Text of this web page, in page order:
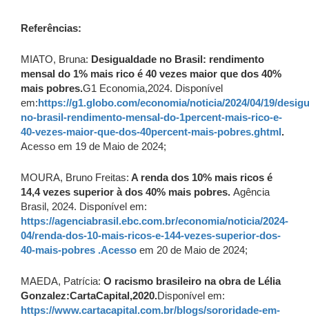
Referências:
MIATO, Bruna: Desigualdade no Brasil: rendimento
mensal do 1% mais rico é 40 vezes maior que dos 40%
mais pobres.G1 Economia,2024. Disponível
em:https://g1.globo.com/economia/noticia/2024/04/19/
no-brasil-rendimento-mensal-do-1percent-mais-rico-e-
40-vezes-maior-que-dos-40percent-mais-pobres.ghtml.
Acesso em 19 de Maio de 2024;
MOURA, Bruno Freitas: A renda dos 10% mais ricos é
14,4 vezes superior à dos 40% mais pobres. Agência
Brasil, 2024. Disponível em:
https://agenciabrasil.ebc.com.br/economia/noticia/2024-
04/renda-dos-10-mais-ricos-e-144-vezes-superior-dos-
40-mais-pobres .Acesso em 20 de Maio de 2024;
MAEDA, Patrícia: O racismo brasileiro na obra de Lélia
Gonzalez:CartaCapital,2020.Disponível em:
https://www.cartacapital.com.br/blogs/sororidade-em-